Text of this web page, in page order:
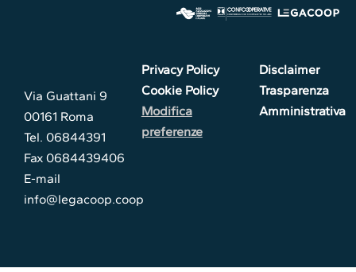
Via Guattani 9
00161 Roma
Tel. 06844391
Fax 0684439406
E-mail
info@legacoop.coop
Privacy Policy
Cookie Policy
Modifica
preferenze
Disclaimer
Trasparenza
Amministrativa